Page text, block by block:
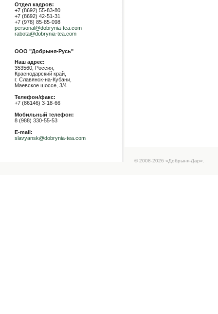
Отдел кадров:
+7 (8692) 55-83-80
+7 (8692) 42-51-31
+7 (978) 85-85-098
personal@dobrynia-tea.com
rabota@dobrynia-tea.com
ООО "Добрыня-Русь"
Наш адрес:
353560, Россия,
Краснодарский край,
г. Славянск-на-Кубани,
Маевское шоссе, 3/4
Телефон/факс:
+7 (86146) 3-18-66
Мобильный телефон:
8 (988) 330-55-53
E-mail:
slavyansk@dobrynia-tea.com
© 2008-2026 «Добрыня-Дар».